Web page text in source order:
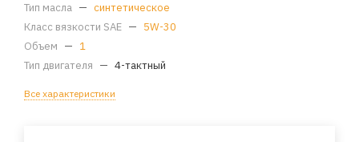
Тип масла — синтетическое
Класс вязкости SAE — 5W-30
Объем — 1
Тип двигателя — 4-тактный
Все характеристики